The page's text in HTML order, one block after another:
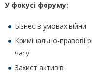
У фокусі форуму:
Бізнес в умовах війни
Кримінально-правові
часу
Захист активів